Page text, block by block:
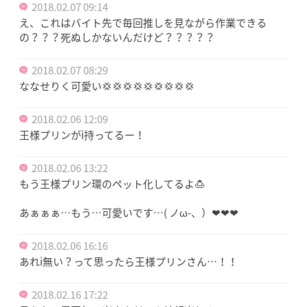
2018.02.07 09:14
え、これはバイト先で毎回推しを見ながら作業できる
の？？？死ぬしかないんだけど？？？？？
2018.02.07 08:29
ななせりく可愛い💢💢💢💢💢💢💢💢💢
2018.02.06 12:09
王様プリンがi持ってるー！
2018.02.06 13:22
もう王様プリン環のペット化してるよ🍮
あぁぁぁ…もう…可愛いです…( ノω-、）❤❤❤
2018.02.06 16:16
あれi無い？って思ったら王様プリンさん…！！
2018.02.16 17:22